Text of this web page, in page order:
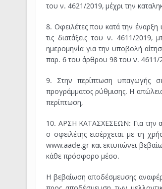
του ν. 4621/2019, μέχρι την
8. Οφειλέτες που κατά την
τις διατάξεις του ν. 4611/
ημερομηνία για την υποβολή
παρ. 6 του άρθρου 98 του ν.
9. Στην περίπτωση υπαγωγής
προγράμματος ρύθμισης. Η
περίπτωση,
10. ΑΡΣΗ ΚΑΤΑΣΧΕΣΕΩΝ: Για την
ο οφειλέτης εισέρχεται με τη
www.aade.gr και εκτυπώνει
κάθε πρόσφορο μέσο.
Η βεβαίωση αποδέσμευσης